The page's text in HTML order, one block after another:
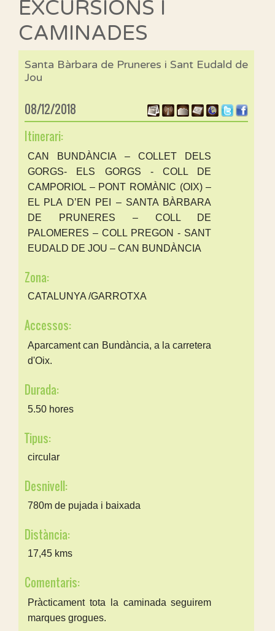
EXCURSIONS I
CAMINADES
Santa Bàrbara de Pruneres i Sant Eudald de
Jou
08/12/2018
Itinerari:
CAN BUNDÀNCIA – COLLET DELS
GORGS- ELS GORGS - COLL DE
CAMPORIOL – PONT ROMÀNIC (OIX) –
EL PLA D’EN PEI – SANTA BÀRBARA
DE PRUNERES – COLL DE
PALOMERES – COLL PREGON - SANT
EUDALD DE JOU – CAN BUNDÀNCIA
Zona:
CATALUNYA /GARROTXA
Accessos:
Aparcament can Bundància, a la carretera
d'Oix.
Durada:
5.50 hores
Tipus:
circular
Desnivell:
780m de pujada i baixada
Distància:
17,45 kms
Comentaris:
Pràcticament tota la caminada seguirem
marques grogues.